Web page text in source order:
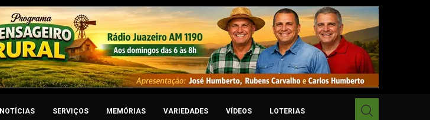
NOTÍCIAS SERVIÇOS MEMÓRIAS VARIEDADES VÍDEOS LOTERIAS